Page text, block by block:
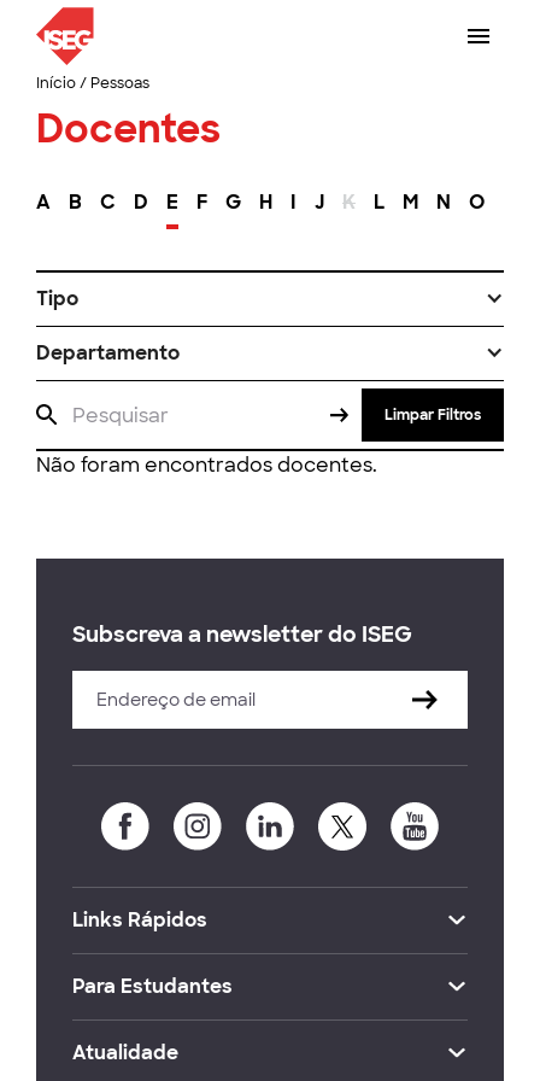
Início/ Pessoas
Docentes
A B C D E F G H I J K L M N O
Tipo
Departamento
Limpar Filtros
Não foram encontrados docentes.
Subscreva a newsletter do ISEG
Links Rápidos
Para Estudantes
Atualidade